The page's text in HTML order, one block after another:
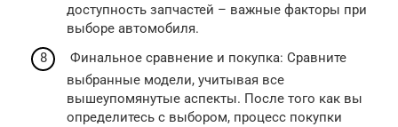
доступность запчастей – важные факторы при
выборе автомобиля.
Финальное сравнение и покупка: Сравните
выбранные модели, учитывая все
вышеупомянутые аспекты. После того как вы
определитесь с выбором, процесс покупки